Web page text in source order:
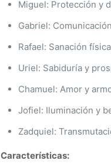
Miguel: Protección y
Gabriel:
Rafael: Sanación
Uriel: Sabiduría y
Chamuel: Amor y
Jofiel: Iluminación y
Zadquiel:
Características: